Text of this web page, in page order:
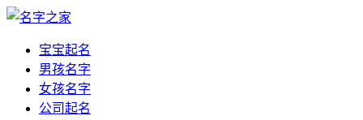
宝宝起名
男孩名字
女孩名字
公司起名